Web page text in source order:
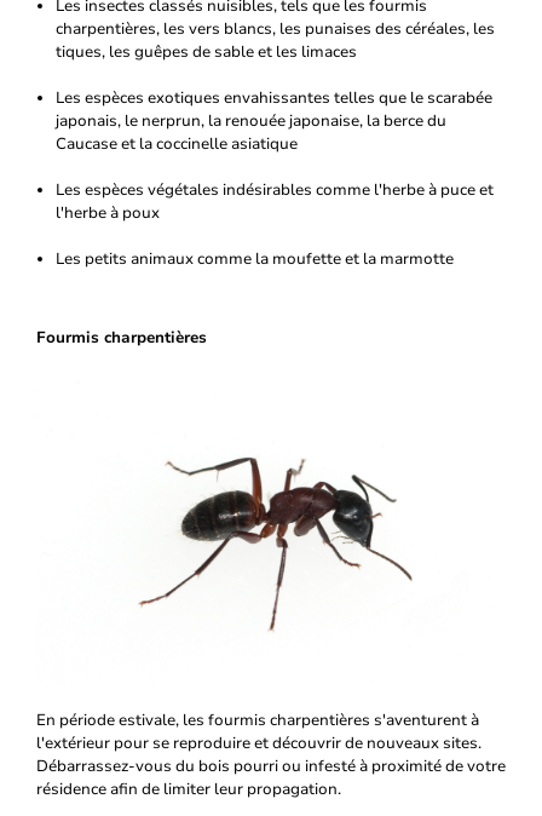
Les insectes classés nuisibles, tels que les fourmis
charpentières, les vers blancs, les punaises des céréales, les
tiques, les guêpes de sable et les limaces
Les espèces exotiques envahissantes telles que le scarabée
japonais, le nerprun, la renouée japonaise, la berce du
Caucase et la coccinelle asiatique
Les espèces végétales indésirables comme l'herbe à puce et
l'herbe à poux
Les petits animaux comme la moufette et la marmotte
Fourmis charpentières
En période estivale, les fourmis charpentières s'aventurent à
l'extérieur pour se reproduire et découvrir de nouveaux sites.
Débarrassez-vous du bois pourri ou infesté à proximité de votre
résidence afin de limiter leur propagation.